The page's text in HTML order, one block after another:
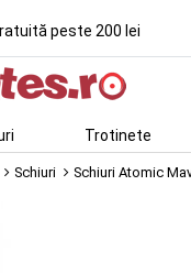
peste 200 lei
Trotinete
Schiuri Schiuri Atomic